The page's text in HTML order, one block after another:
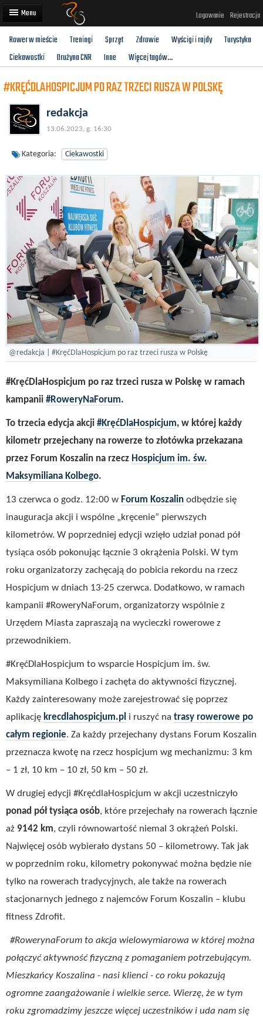
Logowanie Rejestracja
Artykuły
Wyścigi rowerowe
Użytkownicy
Rower w mieście Treningi Sprzęt Zdrowie Wyścigi i rajdy
Turystyka
Ciekawostki
Drużyna CNR Inne Więcej tagów...
#KRĘĆDLAHOSPICJUM PO RAZ TRZECI RUSZA W POLSKĘ
redakcja
13.06.2023, g. 16:30
Kategoria: Ciekawostki
@redakcja | #KręćDlaHospicjum po raz trzeci rusza w Polskę
#KręćDlaHospicjum po raz trzeci rusza w Polskę w ramach
kampanii #RoweryNaForum.
To trzecia edycja akcji #KręćDlaHospicjum, w której każdy
kilometr przejechany na rowerze to złotówka przekazana
przez Forum Koszalin na rzecz Hospicjum im. św.
Maksymiliana Kolbego.
13 czerwca o godz. 12:00 w Forum Koszalin odbędzie się
inauguracja akcji i wspólne „kręcenie” pierwszych
kilometrów. W poprzedniej edycji wzięło udział ponad pół
tysiąca osób pokonując łącznie 3 okrążenia Polski. W tym
roku organizatorzy zachęcają do pobicia rekordu na rzecz
Hospicjum w dniach 13-25 czerwca. Dodatkowo, w ramach
kampanii #RoweryNaForum, organizatorzy wspólnie z
Urzędem Miasta zapraszają na wycieczki rowerowe z
przewodnikiem.
#KręćDlaHospicjum to wsparcie Hospicjum im. św.
Maksymiliana Kolbego i zachęta do aktywności fizycznej.
Każdy zainteresowany może zarejestrować się poprzez
aplikację krecdlahospicjum.pl i ruszyć na trasy rowerowe po
całym regionie. Za każdy przejechany dystans Forum Koszalin
przeznacza kwotę na rzecz hospicjum wg mechanizmu: 3 km
– 1 zł, 10 km – 10 zł, 50 km – 50 zł.
W drugiej edycji #KręćdlaHospicjum w akcji uczestniczyło
ponad pół tysiąca osób, które przejechały na rowerach łącznie
aż 9142 km, czyli równowartość niemal 3 okrążeń Polski.
Najwięcej osób wybierało dystans 50 – kilometrowy. Tak jak
w poprzednim roku, kilometry pokonywać można będzie nie
tylko na rowerach tradycyjnych, ale także na rowerach
stacjonarnych jednego z najemców Forum Koszalin – klubu
fitness Zdrofit.
#RowerynaForum to akcja wielowymiarowa w której można
połączyć aktywność fizyczną z pomaganiem potrzebującym.
Mieszkańcy Koszalina - nasi klienci - co roku pokazują
ogromne zaangażowanie i wielkie serce. Wierzę, że w tym
roku zgromadzimy jeszcze więcej uczestników i uda nam się